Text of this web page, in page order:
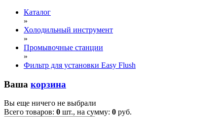
Каталог
»
Холодильный инструмент
»
Промывочные станции
»
Фильтр для установки Easy Flush
Ваша корзина
Вы еще ничего не выбрали
Всего товаров: 0 шт., на сумму: 0 руб.